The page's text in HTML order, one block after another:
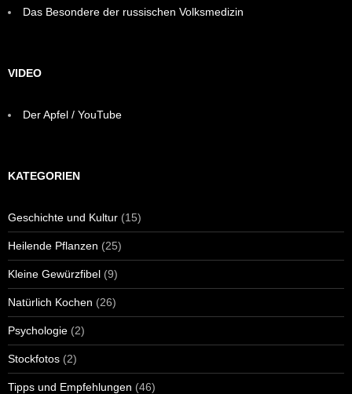
Das Besondere der russischen Volksmedizin
VIDEO
Der Apfel / YouTube
KATEGORIEN
Geschichte und Kultur (15)
Heilende Pflanzen (25)
Kleine Gewürzfibel (9)
Natürlich Kochen (26)
Psychologie (2)
Stockfotos (2)
Tipps und Empfehlungen (46)